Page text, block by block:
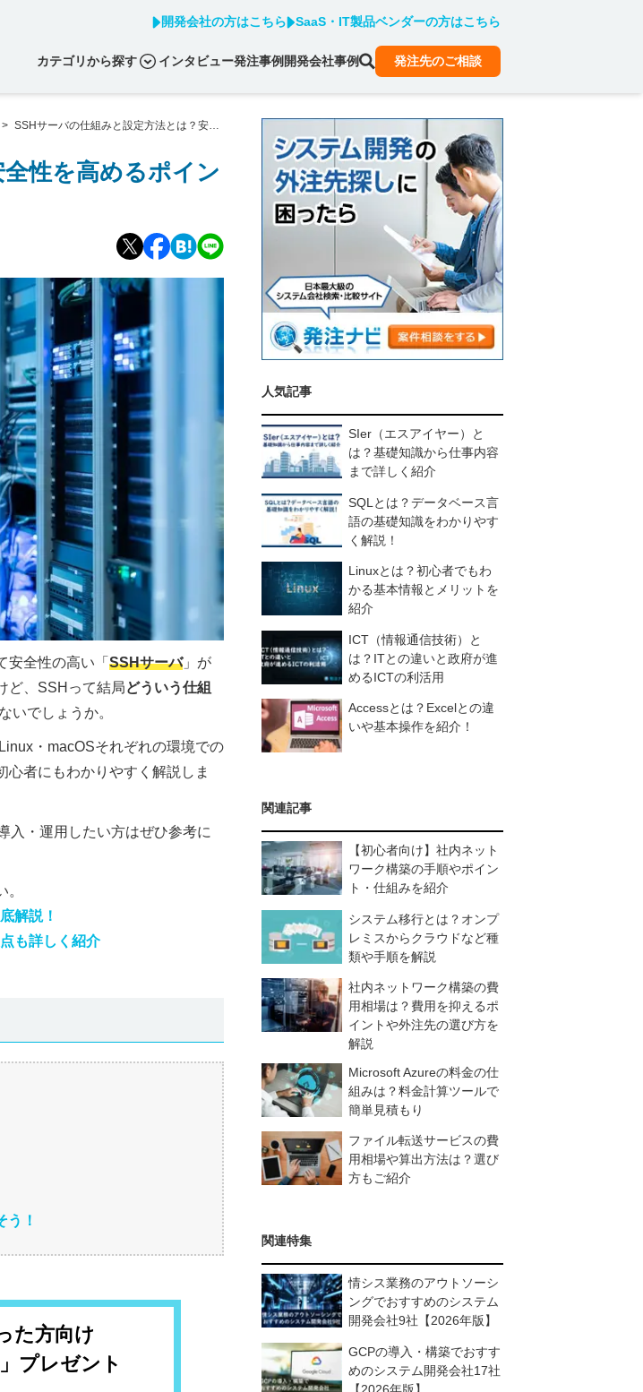
開発会社の方はこちら SaaS・IT製品ベンダーの方はこちら
カテゴリから探す インタビュー発注事例 開発会社事例 発注先のご相談
> SSHサーバの仕組みと設定方法とは？安全
性を高めるポイン
全性の高い「 SSHサーバ」が
ど、SSHって結局どういう仕組
いでしょうか。
・macOSそれぞれの環境での
心者にもわかりやすく解説しま
入・運用したい方はぜひ参考に
解説！
も詳しく紹介
う！
た方向け
プレゼント
人気記事
SIer（エスアイヤー）と
は？基礎知識から仕事内容
まで詳しく紹介
SQLとは？データベース言
語の基礎知識をわかりやす
く解説！
Linuxとは？初心者でもわ
かる基本情報とメリットを
紹介
ICT（情報通信技術）と
は？ITとの違いと政府が進
めるICTの利活用
Accessとは？Excelとの違
いや基本操作を紹介！
関連記事
【初心者向け】社内ネット
ワーク構築の手順やポイン
ト・仕組みを紹介
システム移行とは？オンプ
レミスからクラウドなど種
類や手順を解説
社内ネットワーク構築の費
用相場は？費用を抑えるポ
イントや外注先の選び方を
解説
Microsoft Azureの料金の仕
組みは？料金計算ツールで
簡単見積もり
ファイル転送サービスの費
用相場や算出方法は？選び
方もご紹介
関連特集
情シス業務のアウトソーシ
ングでおすすめのシステム
開発会社9社【2026年版】
GCPの導入・構築でおすす
めのシステム開発会社17社
【2026年版】